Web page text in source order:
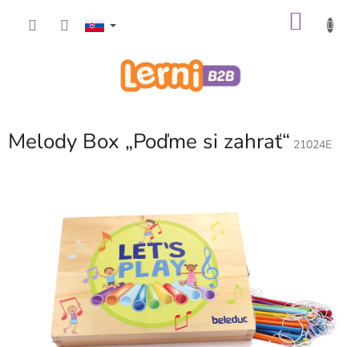
Melody Box „Poďme si zahrať“ 21024E